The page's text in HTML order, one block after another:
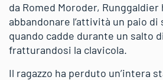
da Romed Moroder,
abbandonare l’attività un paio
quando cadde durante un salto
fratturandosi la clavicola.
Il ragazzo ha perduto un’intera